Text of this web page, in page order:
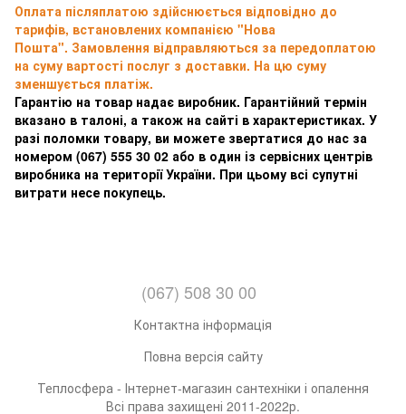
Оплата післяплатою здійснюється відповідно до
тарифів, встановлених компанією "Нова
Пошта". Замовлення відправляються за передоплатою
на суму вартості послуг з доставки. На цю суму
зменшується платіж.
Гарантію на товар надає виробник. Гарантійний термін
вказано в талоні, а також на сайті в характеристиках. У
разі поломки товару, ви можете звертатися до нас за
номером (067) 555 30 02 або в один із сервісних центрів
виробника на території України. При цьому всі супутні
витрати несе покупець.
(067) 508 30 00
Контактна інформація
Повна версія сайту
Теплосфера - Інтернет-магазин сантехніки і опалення
Всі права захищені 2011-2022р.